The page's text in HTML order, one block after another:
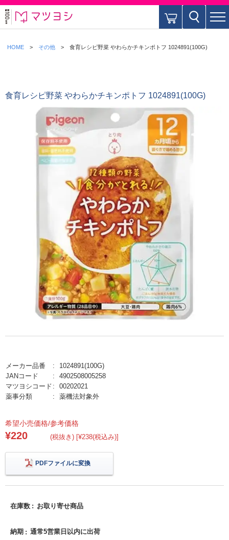
HOME その他 食育レシピ野菜 やわらかチキンポトフ 1024891(100G)
食育レシピ野菜 やわらかチキンポトフ 1024891(100G)
メーカー品番
1024891(100G)
JANコード
4902508005258
マツヨシコード
00202021
薬事分類
薬機法対象外
希望小売価格/参考価格
¥220 (税抜き) [¥238(税込み)]
PDFファイルに変換
在庫数 お取り寄せ商品
納期 通常5営業日以内に出荷